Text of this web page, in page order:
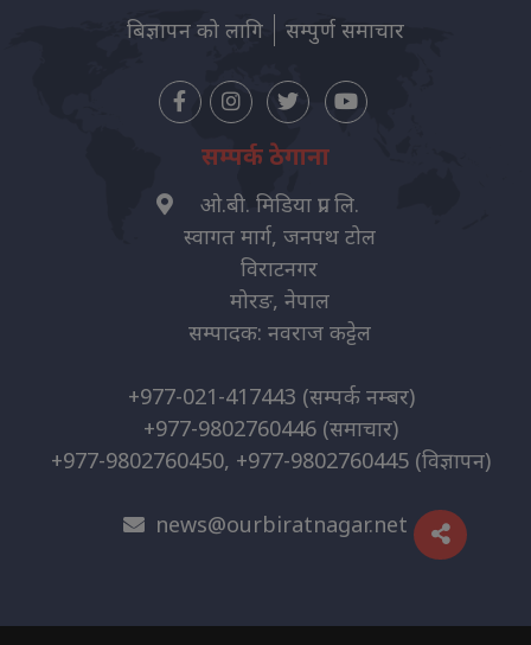
बिज्ञापन को लागि सम्पुर्ण समाचार
सम्पर्क ठेगाना
ओ.बी. मिडिया प्रा. लि.
स्वागत मार्ग, जनपथ टोल
विराटनगर
मोरङ, नेपाल
सम्पादक: नवराज कट्टेल
+977-021-417443 (सम्पर्क नम्बर)
+977-9802760446 (समाचार)
+977-9802760450, +977-9802760445 (विज्ञापन)
news@ourbiratnagar.net